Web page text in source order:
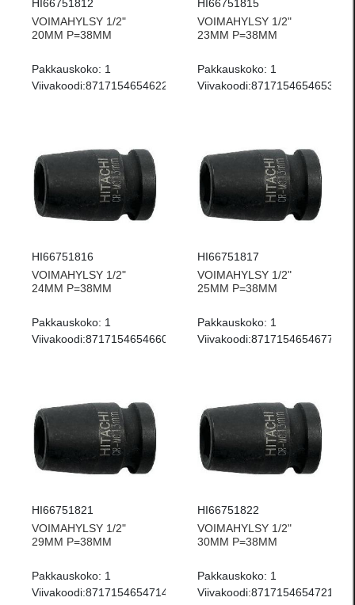
HI66751812
VOIMAHYLSY 1/2"
20MM P=38MM
Pakkauskoko: 1
Viivakoodi:8717154654622
HI66751815
VOIMAHYLSY 1/2"
23MM P=38MM
Pakkauskoko: 1
Viivakoodi:8717154654653
HI66751816
VOIMAHYLSY 1/2"
24MM P=38MM
Pakkauskoko: 1
Viivakoodi:8717154654660
HI66751817
VOIMAHYLSY 1/2"
25MM P=38MM
Pakkauskoko: 1
Viivakoodi:8717154654677
HI66751821
VOIMAHYLSY 1/2"
29MM P=38MM
Pakkauskoko: 1
Viivakoodi:8717154654714
HI66751822
VOIMAHYLSY 1/2"
30MM P=38MM
Pakkauskoko: 1
Viivakoodi:8717154654721